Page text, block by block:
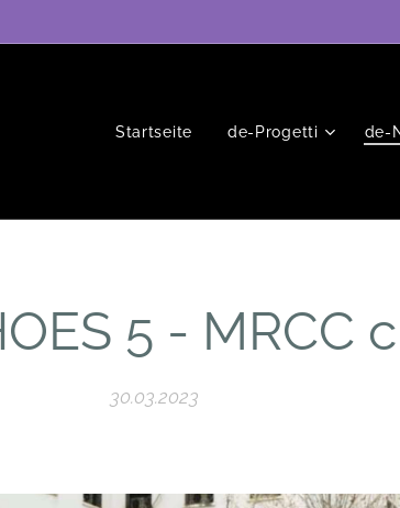
Startseite de-Progetti de-
5 - MRCC
30.03.2023